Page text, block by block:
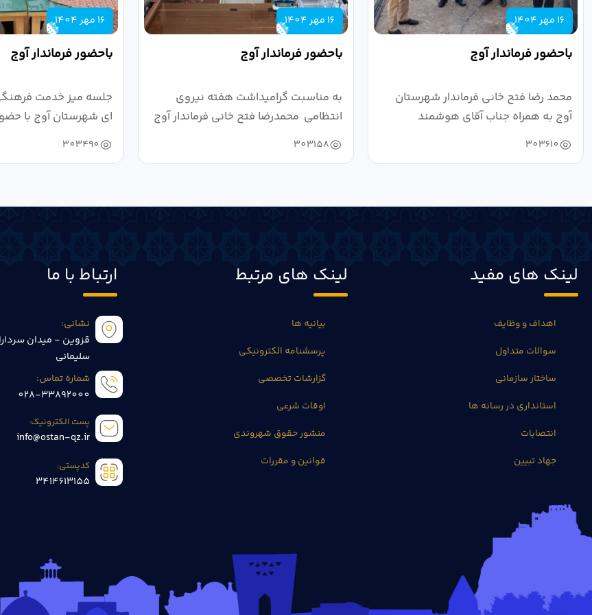
16 مهر 1404
باحضور فرماندار آوج
محمد رضا فتح خانی فرماندار شهرستان
آوج به همراه جناب آقای هوشمند
مدیرکل فرهنگ...
303610
16 مهر 1404
باحضور فرماندار آوج
به مناسبت گرامیداشت هفته نیروی
انتظامی محمدرضا فتح خانی فرماندار آوج
به...
303158
16 مهر 1404
باحضور فرماندار آوج
جلسه میز خدمت
ای شهرستان آوج با
خانی...
303490
لینک های مفید
اهداف و وظایف
سوالات متداول
ساختار سازمانی
استانداری در رسانه ها
انتصابات
جهاد تبیین
لینک های مرتبط
بیانیه ها
پرسشنامه الکترونیکی
گزارشات تخصصی
اوقات شرعی
منشور حقوق شهروندی
قوانین و مقررات
ارتباط با ما
نشانی:
قزوین - میدان
سلیمانی
شماره تماس:
028-33892000
پست الکترونیک:
info@ostan-qz.ir
کدپستی:
3414613155